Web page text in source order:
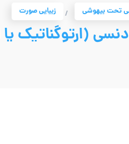
تحت بیهوشی / زیبایی صورت
(ارتوگناتیک